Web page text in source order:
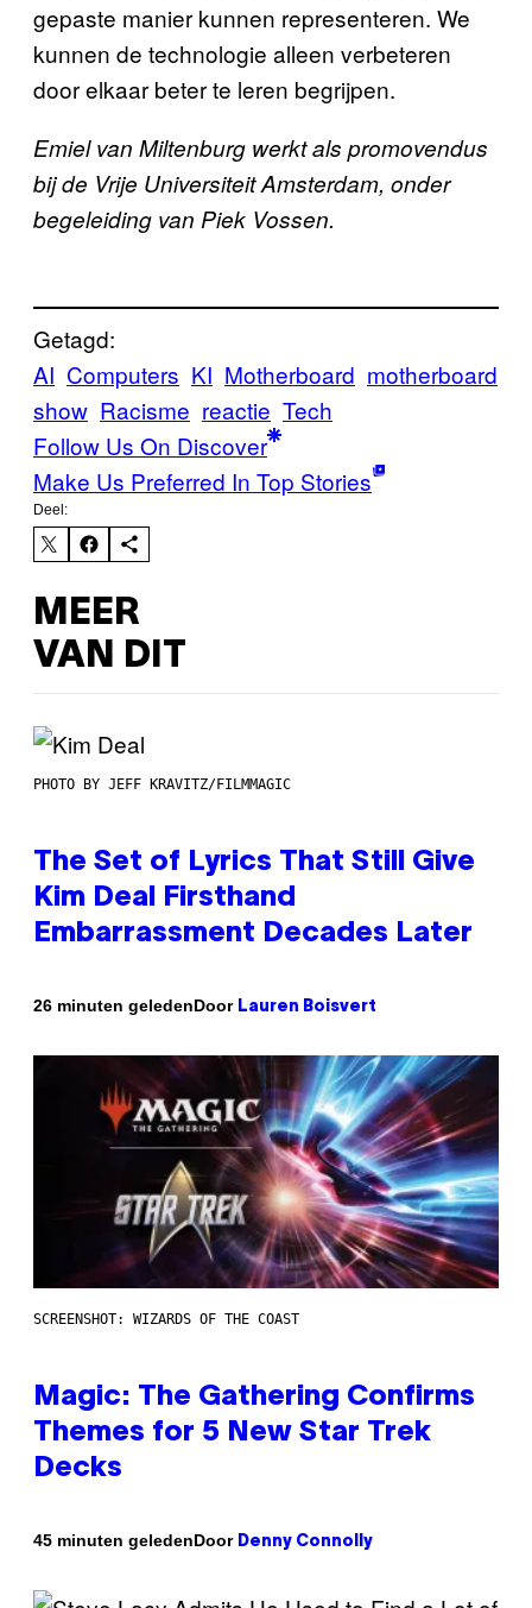
gepaste manier kunnen representeren. We
kunnen de technologie alleen verbeteren
door elkaar beter te leren begrijpen.
Emiel van Miltenburg werkt als promovendus
bij de Vrije Universiteit Amsterdam, onder
begeleiding van Piek Vossen.
Getagd:
AI Computers KI Motherboard motherboard
show Racisme reactie Tech
Follow Us On Discover
Make Us Preferred In Top Stories
Deel:
MEER
VAN DIT
PHOTO BY JEFF KRAVITZ/FILMMAGIC
The Set of Lyrics That Still Give
Kim Deal Firsthand
Embarrassment Decades Later
26 minuten geledenDoor Lauren Boisvert
SCREENSHOT: WIZARDS OF THE COAST
Magic: The Gathering Confirms
Themes for 5 New Star Trek
Decks
45 minuten geledenDoor Denny Connolly